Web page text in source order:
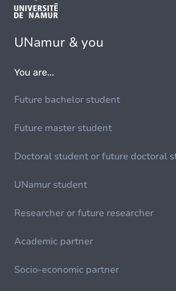
UNamur & you
You are...
Future bachelor student
Future master student
Doctoral student or future doctoral
UNamur student
Researcher or future researcher
Academic partner
Socio-economic partner